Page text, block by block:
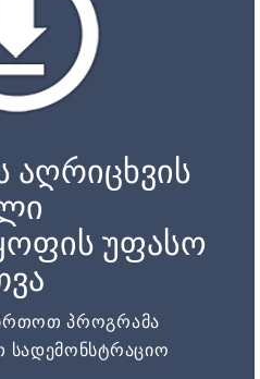
აღრიცხვის
უფასო
პროგრამა
სადემონსტრაციო